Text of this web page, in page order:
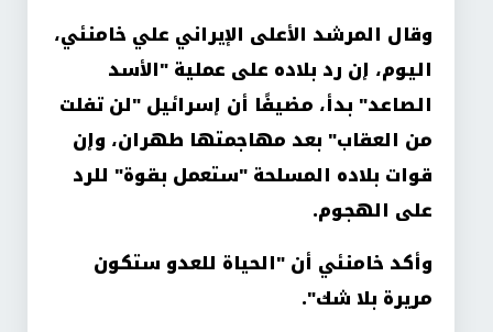
وقال المرشد الأعلى الإيراني علي خامنئي،
اليوم، إن رد بلاده على عملية "الأسد
الصاعد" بدأ، مضيفًا أن إسرائيل "لن تفلت
من العقاب" بعد مهاجمتها طهران، وإن
قوات بلاده المسلحة "ستعمل بقوة" للرد
على الهجوم.
وأكد خامنئي أن "الحياة للعدو ستكون
مريرة بلا شك".